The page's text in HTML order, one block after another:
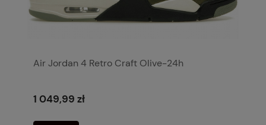
Air Jordan 4 Retro Craft Olive-24h
1 049,99 zł